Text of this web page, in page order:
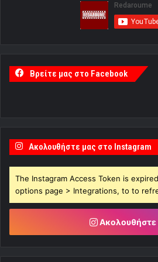
Βρείτε μας στο Facebook
Ακολουθήστε μας στο Instagram
The Instagram Access Token is
options page > Integrations, to to
Ακολουθήστε